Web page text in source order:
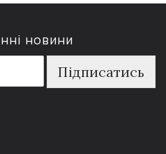
новини
Підписатись